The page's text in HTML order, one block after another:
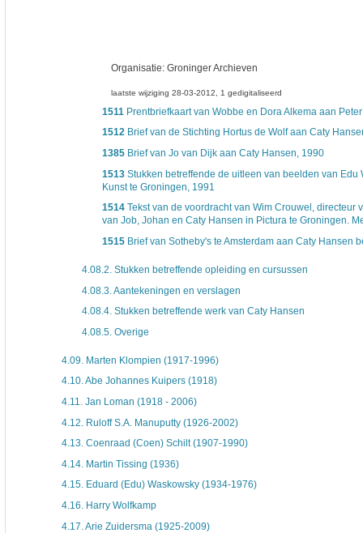
Organisatie: Groninger Archieven
laatste wijziging 28-03-2012 1 gedigitaliseerd
1511 Prentbriefkaart van Wobbe en Dora Alkema aan
1512Brief van de Stichting Hortus de Wolf aan Caty
1385Brief van Jo van Dijk aan Caty Hansen, 1990
1513Stukken betreffende de uitleen van beelden van
Kunst te Groningen, 1991
1514Tekst van de voordracht van Wim Crouwel,
van Job, Johan en Caty Hansen in Pictura te Groningen.
1515Brief van Sotheby's te Amsterdam aan Caty Hansen
4.08.2.Stukken betreffende opleiding en cursussen
4.08.3. Aantekeningen en verslagen
4.08.4.Stukken betreffende werk van Caty Hansen
4.08.5. Overige
4.09.Marten Klompien (1917-1996)
4.10.Abe Johannes Kuipers (1918)
4.11.Jan Loman (1918 - 2006)
4.12. Ruloff S.A. Manuputty (1926-2002)
4.13.Coenraad (Coen) Schilt (1907-1990)
4.14.Martin Tissing (1936)
4.15.Eduard (Edu) Waskowsky (1934-1976)
4.16.Harry Wolfkamp
4.17. Arie Zuidersma (1925-2009)